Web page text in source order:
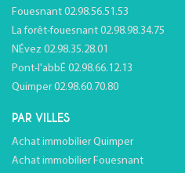
Fouesnant 02.98.56.51.53
La forêt-fouesnant 02.98.98.34.75
NÉvez 02.98.35.28.01
Pont-l'abbÉ 02.98.66.12.13
Quimper 02.98.60.70.80
PAR VILLES
Achat immobilier Quimper
Achat immobilier Fouesnant